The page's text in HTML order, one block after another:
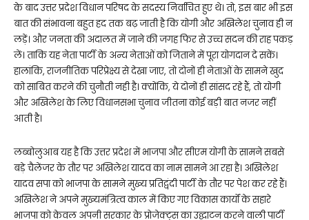
के बाद उत्तर प्रदेश विधान परिषद के सदस्य निर्वाचित हुए थे। तो, इस बार भी इस
बात की संभावना बहुत हद तक बढ़ जाती है कि योगी और अखिलेश चुनाव ही न
लड़ें। और जनता की अदालत में जाने की जगह फिर से उच्च सदन की राह पकड़
लें। ताकि यह नेता पार्टी के अन्य नेताओं को जिताने में पूरा योगदान दे सकें।
हालांकि, राजनीतिक परिप्रेक्ष्य से देखा जाए, तो दोनों ही नेताओं के सामने खुद
को साबित करने की चुनौती नही है। क्योंकि, ये दोनों ही सांसद रहे हैं, तो योगी
और अखिलेश के लिए विधानसभा चुनाव जीतना कोई बड़ी बात नजर नहीं
आती है।
लब्बोलुआब यह है कि उत्तर प्रदेश में भाजपा और सीएम योगी के सामने सबसे
बड़े चैलेंजर के तौर पर अखिलेश यादव का नाम सामने आ रहा है। अखिलेश
यादव सपा को भाजपा के सामने मुख्य प्रतिद्वंदी पार्टी के तौर पर पेश कर रहे हैं।
अखिलेश ने अपने मुख्यमंत्रित्व काल में किए गए विकास कार्यों के सहारे
भाजपा को केवल अपनी सरकार के प्रोजेक्ट्स का उद्घाटन करने वाली पार्टी